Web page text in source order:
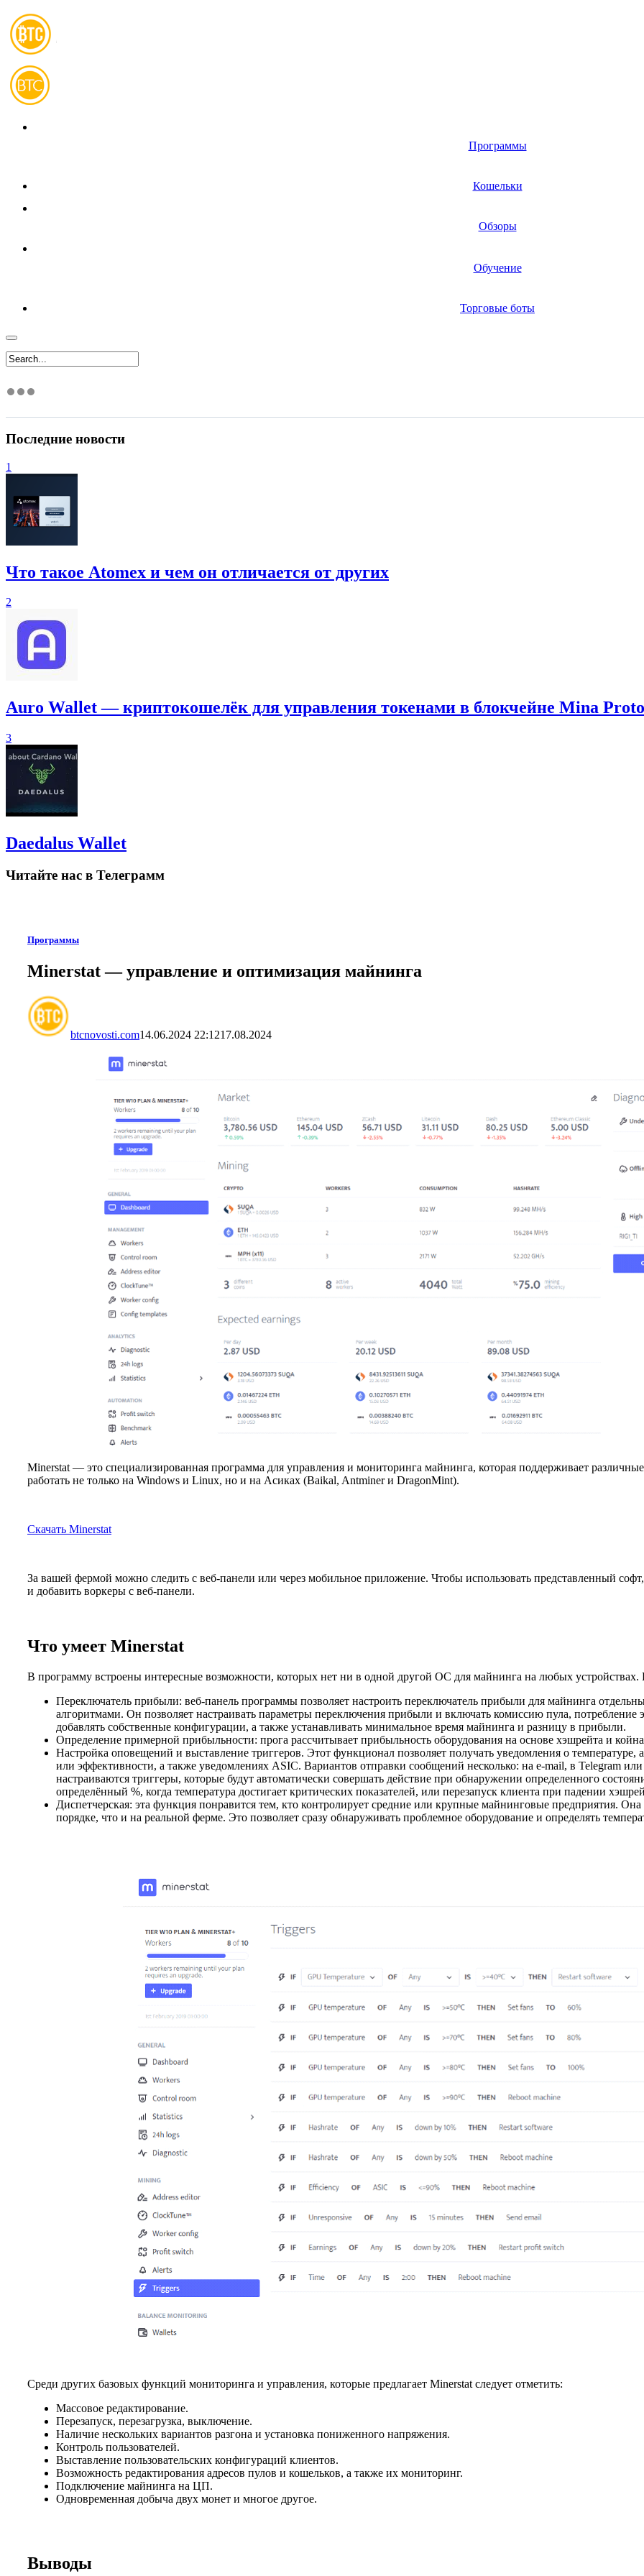
Программы
Кошельки
Обзоры
Обучение
Торговые боты
Последние новости
1
Что такое Atomex и чем он отличается от других
2
Auro Wallet — криптокошелёк для управления токенами в блокчейне Mina
3
Daedalus Wallet
Читайте нас в Телеграмм
Программы
Minerstat — управление и оптимизация майнинга
btcnovosti.com14.06.2024 22:1217.08.2024
Minerstat — это специализированная программа для управления и мониторинга майнинга, которая поддерживает
работать не только на Windows и Linux, но и на Асиках (Baikal, Antminer и DragonMint).
Скачать Minerstat
За вашей фермой можно следить с веб-панели или через мобильное приложение. Чтобы использовать представленный
и добавить воркеры с веб-панели.
Что умеет Minerstat
В программу встроены интересные возможности, которых нет ни в одной другой ОС для майнинга на любых
Переключатель прибыли: веб-панель программы позволяет настроить переключатель прибыли для майнинга
алгоритмами. Он позволяет настраивать параметры переключения прибыли и включать комиссию пула, потребление
добавлять собственные конфигурации, а также устанавливать минимальное время майнинга и разницу в прибыли.
Определение примерной прибыльности: прога рассчитывает прибыльность оборудования на основе хэшрейта и
Настройка оповещений и выставление триггеров. Этот функционал позволяет получать уведомления о
или эффективности, а также уведомлениях ASIC. Вариантов отправки сообщений несколько: на e-mail, в Telegram
настраиваются триггеры, которые будут автоматически совершать действие при обнаружении определенного
определённый %, когда температура достигает критических показателей, или перезапуск клиента при падении
Диспетчерская: эта функция понравится тем, кто контролирует средние или крупные майнинговые предприятия.
порядке, что и на реальной ферме. Это позволяет сразу обнаруживать проблемное оборудование и определять
Среди других базовых функций мониторинга и управления, которые предлагает Minerstat следует отметить:
Массовое редактирование.
Перезапуск, перезагрузка, выключение.
Наличие нескольких вариантов разгона и установка пониженного напряжения.
Контроль пользователей.
Выставление пользовательских конфигураций клиентов.
Возможность редактирования адресов пулов и кошельков, а также их мониторинг.
Подключение майнинга на ЦП.
Одновременная добыча двух монет и многое другое.
Выводы